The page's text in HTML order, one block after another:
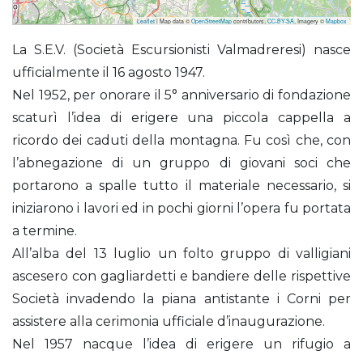
Leaflet| Map data ©OpenStreetMap contributors, CC-BY-SA, Imagery © Mapbox
La S.E.V. (Società Escursionisti Valmadreresi) nasce
ufficialmente il 16 agosto 1947.
Nel 1952, per onorare il 5° anniversario di fondazione
scaturì l’idea di erigere una piccola cappella a
ricordo dei caduti della montagna. Fu così che, con
l’abnegazione di un gruppo di giovani soci che
portarono a spalle tutto il materiale necessario, si
iniziarono i lavori ed in pochi giorni l’opera fu portata
a termine.
All’alba del 13 luglio un folto gruppo di valligiani
ascesero con gagliardetti e bandiere delle rispettive
Società invadendo la piana antistante i Corni per
assistere alla cerimonia ufficiale d’inaugurazione.
Nel 1957 nacque l’idea di erigere un rifugio a